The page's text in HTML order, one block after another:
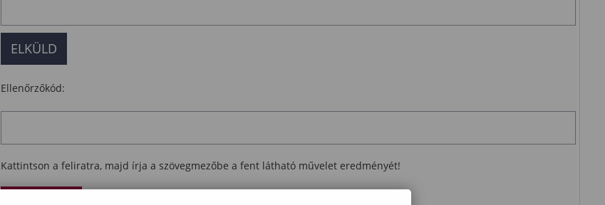
Ellenőrzőkód:
Kattintson a feliratra, majd írja a szövegmezőbe a fent látható művelet eredményét!